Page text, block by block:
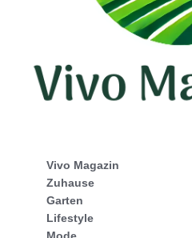
Vivo Magazin
Zuhause
Garten
Lifestyle